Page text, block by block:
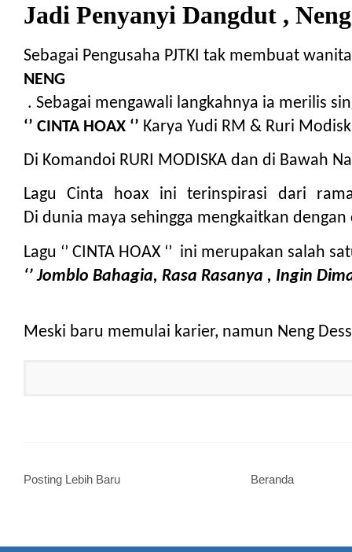
Jadi Penyanyi Dangdut ,
Sebagai Pengusaha PJTKI tak membuat
NENG
. Sebagai mengawali langkahnya ia merilis
‘’ CINTA HOAX ‘’ Karya Yudi RM & Ruri
Di Komandoi RURI MODISKA dan di Bawah
Lagu Cinta hoax ini terinspirasi dari
Di dunia maya sehingga mengkaitkan
Lagu ‘’ CINTA HOAX ‘’  ini merupakan
‘’ Jomblo Bahagia, Rasa Rasanya , Ingin
Meski baru memulai karier, namun Neng
Posting Lebih Baru Beranda